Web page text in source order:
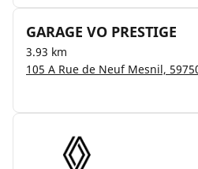
GARAGE VO PRESTIGE
3.93 km
105 A Rue de Neuf Mesnil,